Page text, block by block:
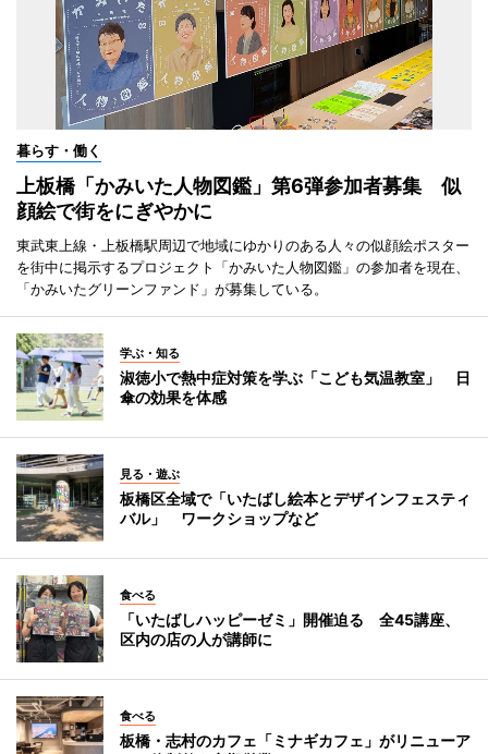
暮らす・働く
上板橋「かみいた人物図鑑」第6弾参加者募集 似
顔絵で街をにぎやかに
東武東上線・上板橋駅周辺で地域にゆかりのある人々の似顔絵ポスター
を街中に掲示するプロジェクト「かみいた人物図鑑」の参加者を現在、
「かみいたグリーンファンド」が募集している。
学ぶ・知る
淑徳小で熱中症対策を学ぶ「こども気温教室」 日
傘の効果を体感
見る・遊ぶ
板橋区全域で「いたばし絵本とデザインフェスティ
バル」 ワークショップなど
食べる
「いたばしハッピーゼミ」開催迫る 全45講座、
区内の店の人が講師に
食べる
板橋・志村のカフェ「ミナギカフェ」がリニューア